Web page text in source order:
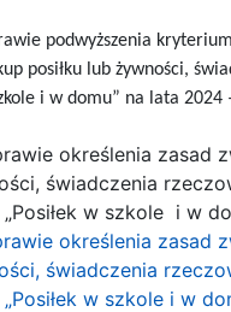
podwyższenia
posiłku lub żywności,
i w domu” na lata 2024
określenia zasad
świadczenia
w szkole i w
określenia
świadczenia
w szkole i w